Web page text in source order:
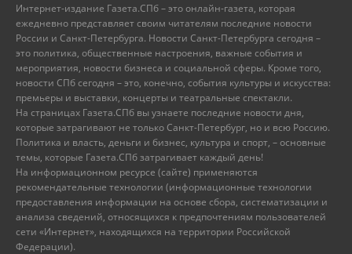
Интернет-издание Газета.СПб – это онлайн-газета, которая
ежедневно представляет своим читателям последние новости
России и Санкт-Петербурга. Новости Санкт-Петербурга сегодня –
это политика, общественные настроения, важные события и
мероприятия, новости бизнеса и социальной сферы. Кроме того,
новости СПб сегодня – это, конечно, события культуры и искусства:
премьеры и выставки, концерты и театральные спектакли.
На страницах Газета.СПб вы узнаете последние новости дня,
которые затрагивают не только Санкт-Петербург, но и всю Россию.
Политика и власть, деньги и бизнес, культура и спорт, – основные
темы, которые Газета.СПб затрагивает каждый день!
На информационном ресурсе (сайте) применяются
рекомендательные технологии (информационные технологии
предоставления информации на основе сбора, систематизации и
анализа сведений, относящихся к предпочтениям пользователей
сети «Интернет», находящихся на территории Российской
Федерации).